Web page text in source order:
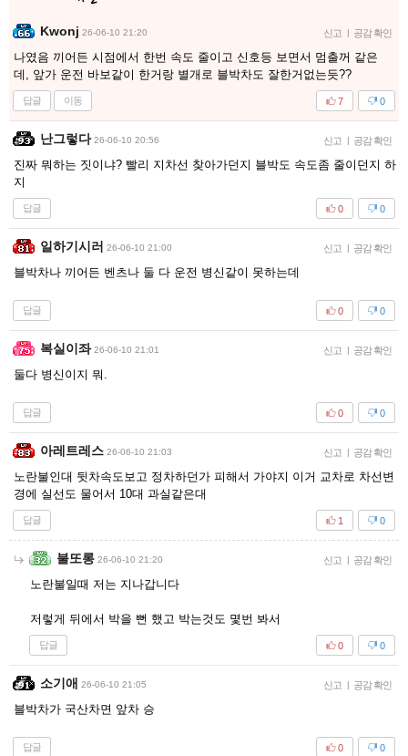
Kwonj 26-06-10 21:20 신고 | 공감 확인
나였음 끼어든 시점에서 한번 속도 줄이고 신호등 보면서 멈출꺼 같은
데, 앞가 운전 바보같이 한거랑 별개로 블박차도 잘한거없는듯??
답글 이동 0
7
난그렇다 26-06-10 20:56 신고 | 공감 확인
진짜 뭐하는 짓이냐? 빨리 지차선 찾아가던지 블박도 속도좀 줄이던지 하
지
답글 0
0
일하기시러 26-06-10 21:00 신고 | 공감 확인
블박차나 끼어든 벤츠나 둘 다 운전 병신같이 못하는데
답글 0
0
복실이좌 26-06-10 21:01 신고 | 공감 확인
둘다 병신이지 뭐.
답글 0
0
아레트레스 26-06-10 21:03 신고 | 공감 확인
노란불인대 뒷차속도보고 정차하던가 피해서 가야지 이거 교차로 차선변
경에 실선도 물어서 10대 과실같은대
답글 0
1
불또롱 26-06-10 21:20 신고 | 공감 확인
노란불일때 저는 지나갑니다
저렇게 뒤에서 박을 뻔 했고 박는것도 몇번 봐서
답글 0
0
소기애 26-06-10 21:05 신고 | 공감 확인
블박차가 국산차면 앞차 승
답글 0
0